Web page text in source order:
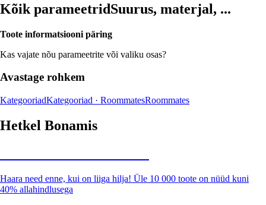
Kõik parameetridSuurus, materjal, ...
Toote informatsiooni päring
Kas vajate nõu parameetrite või valiku osas?
Avastage rohkem
KategooriadKategooriad · RoommatesRoommates
Hetkel Bonamis
Haara need enne, kui on liiga hilja! Üle 10 000 toote on nüüd kuni
40% allahindlusega